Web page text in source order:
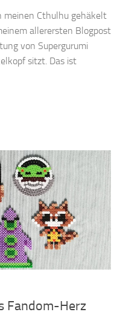
meinen Cthulhu gehäkelt
allerersten Blogpost
von Supergurumi
sitzt. Das ist
Fandom-Herz